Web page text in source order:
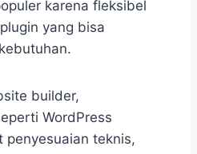
karena fleksibel
yang bisa
builder,
WordPress
penyesuaian teknis,